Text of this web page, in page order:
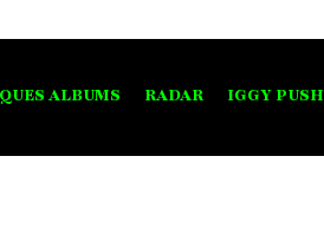
ALBUMS RADAR IGGY PUSH